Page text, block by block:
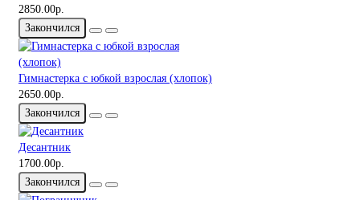
2850.00р.
Закончился
Гимнастерка с юбкой взрослая (хлопок)
2650.00р.
Закончился
Десантник
1700.00р.
Закончился